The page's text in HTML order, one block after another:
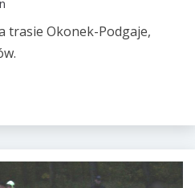
trasie Okonek-Podgaje,